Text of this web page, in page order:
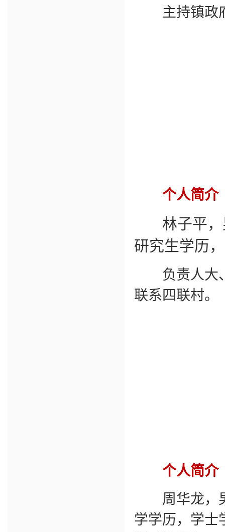
主持镇政府
个人简介
林子平
研究生学历
负责人大、
联系四联村。
个人简介
周华龙，男
学学历，学士